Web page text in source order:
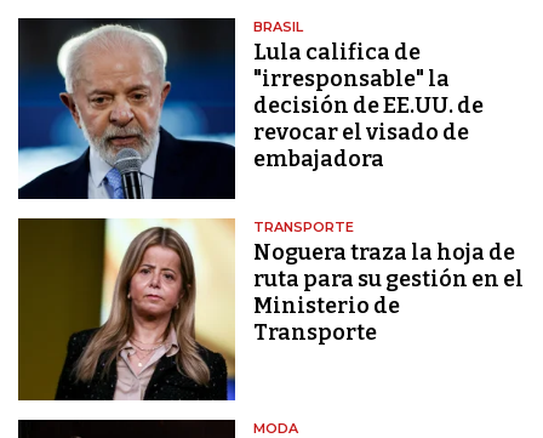
BRASIL
Lula califica de
"irresponsable" la
decisión de EE.UU. de
revocar el visado de
embajadora
TRANSPORTE
Noguera traza la hoja de
ruta para su gestión en el
Ministerio de
Transporte
MODA